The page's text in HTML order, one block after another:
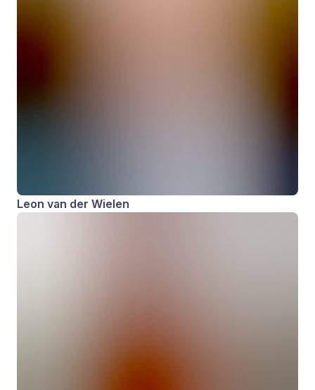
Leon van der Wielen